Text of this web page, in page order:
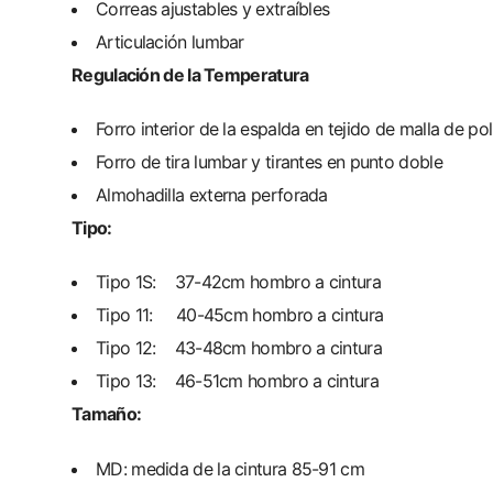
Correas ajustables y extraíbles
Articulación lumbar
Regulación de la Temperatura
Forro interior de la espalda en tejido de malla de
Forro de tira lumbar y tirantes en punto doble
Almohadilla externa perforada
Tipo:
Tipo 1S: 37-42cm hombro a cintura
Tipo 11: 40-45cm hombro a cintura
Tipo 12: 43-48cm hombro a cintura
Tipo 13: 46-51cm hombro a cintura
Tamaño:
MD: medida de la cintura 85-91 cm